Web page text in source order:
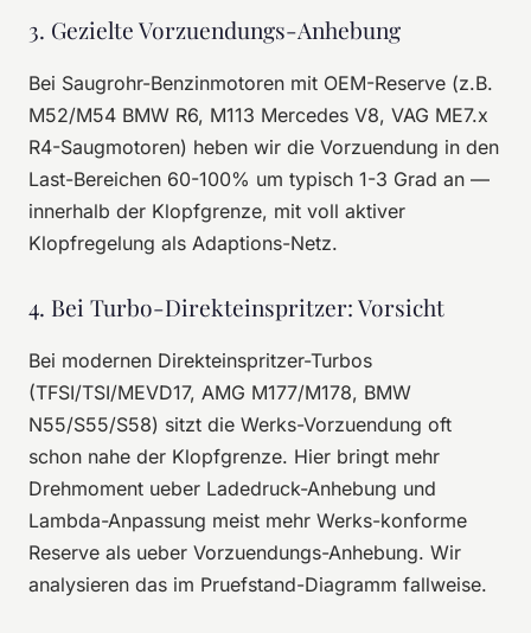
3. Gezielte Vorzuendungs-Anhebung
Bei Saugrohr-Benzinmotoren mit OEM-Reserve (z.B.
M52/M54 BMW R6, M113 Mercedes V8, VAG ME7.x
R4-Saugmotoren) heben wir die Vorzuendung in den
Last-Bereichen 60-100% um typisch 1-3 Grad an —
innerhalb der Klopfgrenze, mit voll aktiver
Klopfregelung als Adaptions-Netz.
4. Bei Turbo-Direkteinspritzer: Vorsicht
Bei modernen Direkteinspritzer-Turbos
(TFSI/TSI/MEVD17, AMG M177/M178, BMW
N55/S55/S58) sitzt die Werks-Vorzuendung oft
schon nahe der Klopfgrenze. Hier bringt mehr
Drehmoment ueber Ladedruck-Anhebung und
Lambda-Anpassung meist mehr Werks-konforme
Reserve als ueber Vorzuendungs-Anhebung. Wir
analysieren das im Pruefstand-Diagramm fallweise.